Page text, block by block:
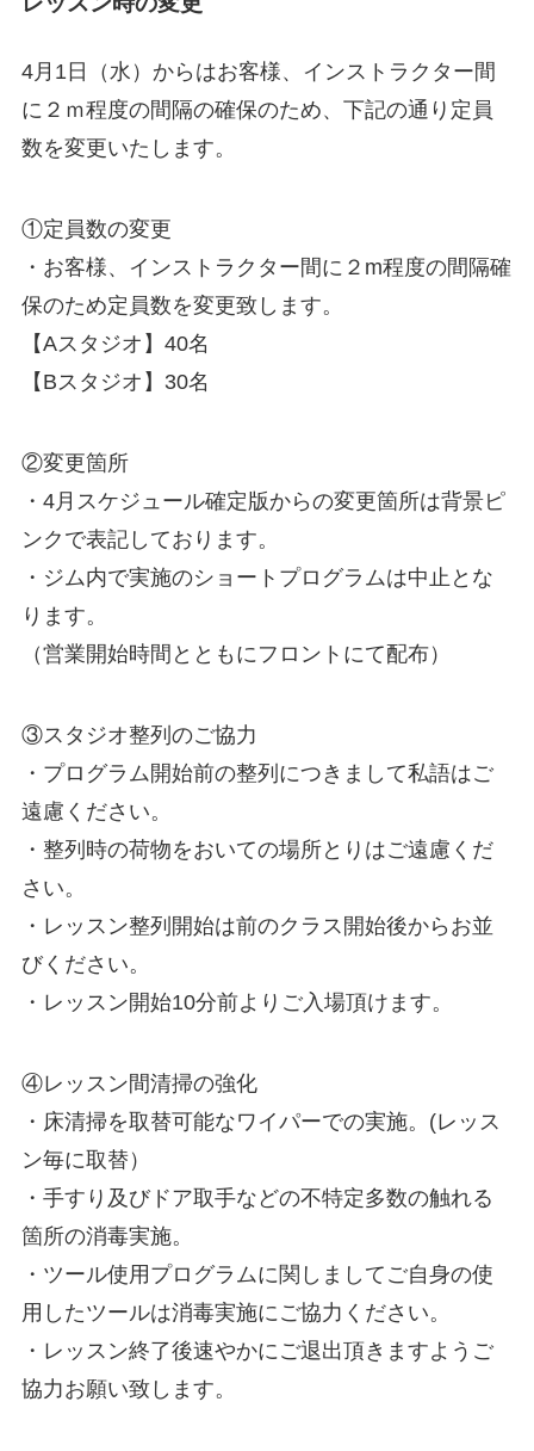
4月1日（水）からはお客様、インストラクター間
に２ｍ程度の間隔の確保のため、下記の通り定員
数を変更いたします。
①定員数の変更
・お客様、インストラクター間に２m程度の間隔確
保のため定員数を変更致します。
【Aスタジオ】40名
【Bスタジオ】30名
②変更箇所
・4月スケジュール確定版からの変更箇所は背景ピ
ンクで表記しております。
・ジム内で実施のショートプログラムは中止とな
ります。
（営業開始時間とともにフロントにて配布）
③スタジオ整列のご協力
・プログラム開始前の整列につきまして私語はご
遠慮ください。
・整列時の荷物をおいての場所とりはご遠慮くだ
さい。
・レッスン整列開始は前のクラス開始後からお並
びください。
・レッスン開始10分前よりご入場頂けます。
④レッスン間清掃の強化
・床清掃を取替可能なワイパーでの実施。(レッス
ン毎に取替）
・手すり及びドア取手などの不特定多数の触れる
箇所の消毒実施。
・ツール使用プログラムに関しましてご自身の使
用したツールは消毒実施にご協力ください。
・レッスン終了後速やかにご退出頂きますようご
協力お願い致します。